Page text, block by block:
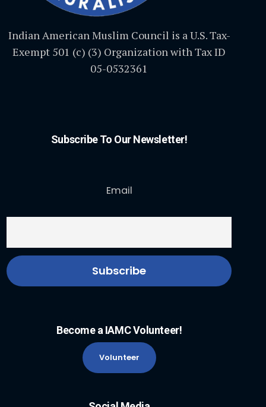
Indian American Muslim Council is a U.S. Tax-
Exempt 501 (c) (3) Organization with Tax ID
05-0532361
Subscribe To Our Newsletter!
Email
Become a IAMC Volunteer!
Volunteer